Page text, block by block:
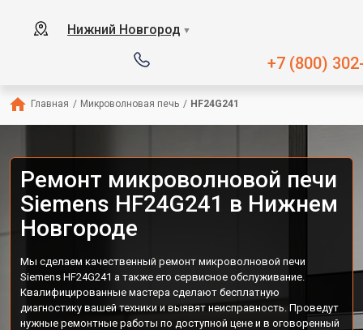
Нижний Новгород ▼
+7 (800)
Главная / Микроволновая печь / HF24G241
Ремонт микроволновой печи
Siemens HF24G241 в Нижнем
Новгороде
Мы сделаем качественный ремонт микроволновой печи
Siemens HF24G241 а также его сервисное обслуживание.
Квалифицированные мастера сделают бесплатную
диагностику вашей техники и выявят неисправность. Проведут
нужные ремонтные работы по доступной цене и в оговоренный